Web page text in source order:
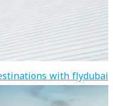
with flydubai